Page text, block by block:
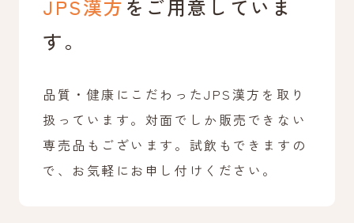
JPS漢方 をご用意していま
す。
品質・健康にこだわったJPS漢方を取り
扱っています。対面でしか販売できない
専売品もございます。試飲もできますの
で、お気軽にお申し付けください。